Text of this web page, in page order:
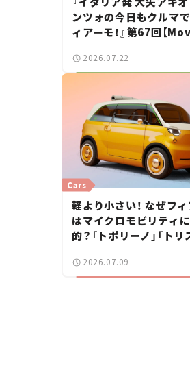
ンツォの今日もクルマ
ィアーモ！』第67回【
で起きた、若者たちの「驚
2026.07.22
Cars
軽より小さい！ なぜフ
はマイクロモビリティ
的？「トポリーノ」「トリ
プリーナ」を発表。
2026.07.09